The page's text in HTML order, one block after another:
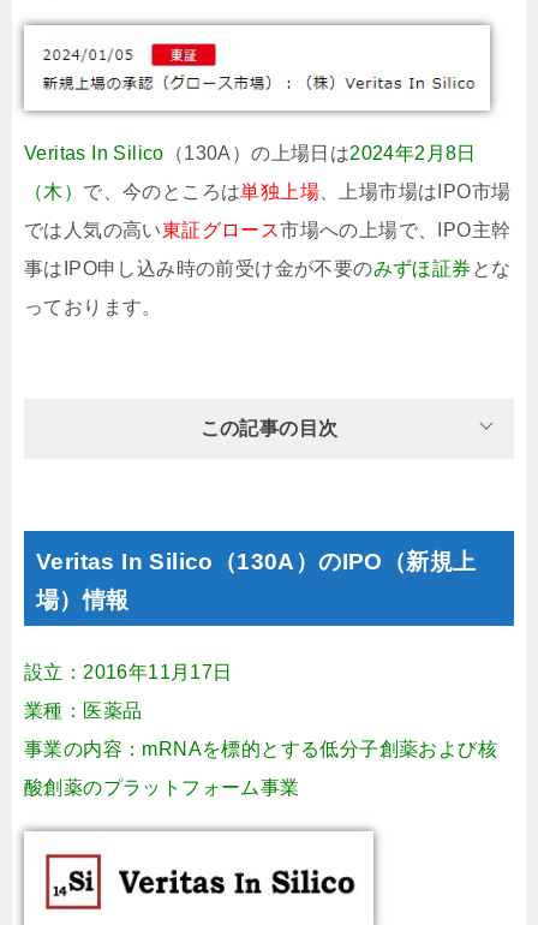
Veritas In Silico （130A）の上場日は2024年2月8日
（木） で、今のところは単独上場 、上場市場はIPO市場
では人気の高い東証グロース市場への上場で、IPO主幹
事はIPO申し込み時の前受け金が不要のみずほ証券 とな
っております。
この記事の目次
Veritas In Silico（130A）のIPO（新規上
場）情報
設立：2016年11月17日
業種：医薬品
事業の内容：mRNAを標的とする低分子創薬および核
酸創薬のプラットフォーム事業